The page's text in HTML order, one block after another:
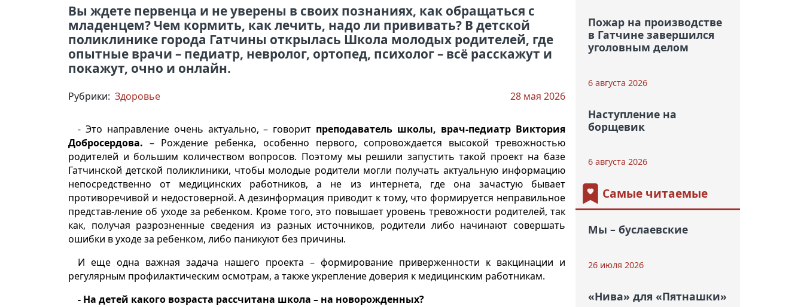
Вы ждете первенца и не уверены в своих познаниях, как обращаться с
младенцем? Чем кормить, как лечить, надо ли прививать? В детской
поликлинике города Гатчины открылась Школа молодых родителей, где
опытные врачи – педиатр, невролог, ортопед, психолог – всё расскажут и
покажут, очно и онлайн.
Рубрики: Здоровье 28 мая 2026
- Это направление очень актуально, – говорит преподаватель школы, врач-педиатр Виктория
Добросердова. – Рождение ребенка, особенно первого, сопровождается высокой тревожностью
родителей и большим количеством вопросов. Поэтому мы решили запустить такой проект на базе
Гатчинской детской поликлиники, чтобы молодые родители могли получать актуальную информацию
непосредственно от медицинских работников, а не из интернета, где она зачастую бывает
противоречивой и недостоверной. А дезинформация приводит к тому, что формируется неправильное
представ-ление об уходе за ребенком. Кроме того, это повышает уровень тревожности родителей, так
как, получая разрозненные сведения из разных источников, родители либо начинают совершать
ошибки в уходе за ребенком, либо паникуют без причины.
И еще одна важная задача нашего проекта – формирование приверженности к вакцинации и
регулярным профилактическим осмотрам, а также укрепление доверия к медицинским работникам.
- На детей какого возраста рассчитана школа – на новорожденных?
Пожар на производстве
в Гатчине завершился
уголовным делом
6 августа 2026
Наступление на
борщевик
6 августа 2026
Самые читаемые
Мы – буслаевские
26 июля 2026
«Нива» для «Пятнашки»